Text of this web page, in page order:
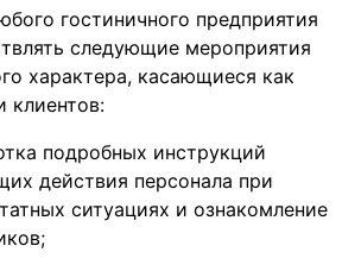
гостиничного предприятия
следующие мероприятия
характера, касающиеся как
клиентов:
подробных инструкций
действия персонала при
ситуациях и ознакомление